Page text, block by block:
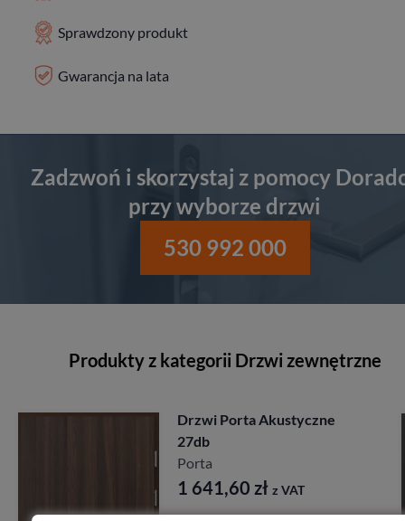
Sprawdzony produkt
Gwarancja na lata
Zadzwoń i skorzystaj z pomocy
przy wyborze drzwi
530 992 000
Produkty z kategorii Drzwi zewnętrzne
Drzwi Porta Akustyczne
27db
Porta
1 641,60 zł z VAT